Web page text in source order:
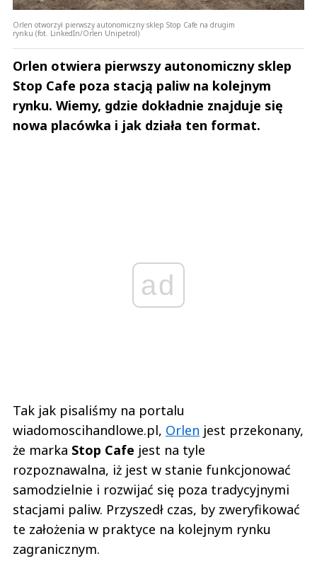
Orlen otworzył pierwszy autonomiczny sklep Stop Cafe na drugim
rynku (fot. LinkedIn/Orlen Unipetrol)
Orlen otwiera pierwszy autonomiczny sklep
Stop Cafe poza stacją paliw na kolejnym
rynku. Wiemy, gdzie dokładnie znajduje się
nowa placówka i jak działa ten format.
ad
Tak jak pisaliśmy na portalu
wiadomoscihandlowe.pl, Orlen jest przekonany,
że marka Stop Cafe jest na tyle
rozpoznawalna, iż jest w stanie funkcjonować
samodzielnie i rozwijać się poza tradycyjnymi
stacjami paliw. Przyszedł czas, by zweryfikować
te założenia w praktyce na kolejnym rynku
zagranicznym.